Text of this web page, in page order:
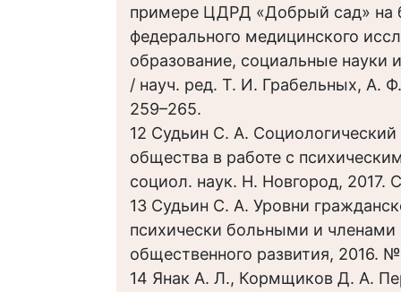
примере ЦДРД «Добрый сад» на
федерального медицинского
образование, социальные науки
/ науч. ред. Т. И. Грабельных, А.
259–265.
12 Судьин С. А.
общества в работе с
социол. наук. Н. Новгород, 2017.
13 Судьин С. А. Уровни
психически больными и
общественного развития, 2016.
14 Янак А. Л., Кормщиков Д. А.